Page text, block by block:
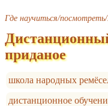
Где научиться/
приданое
школа народных
дистанционное